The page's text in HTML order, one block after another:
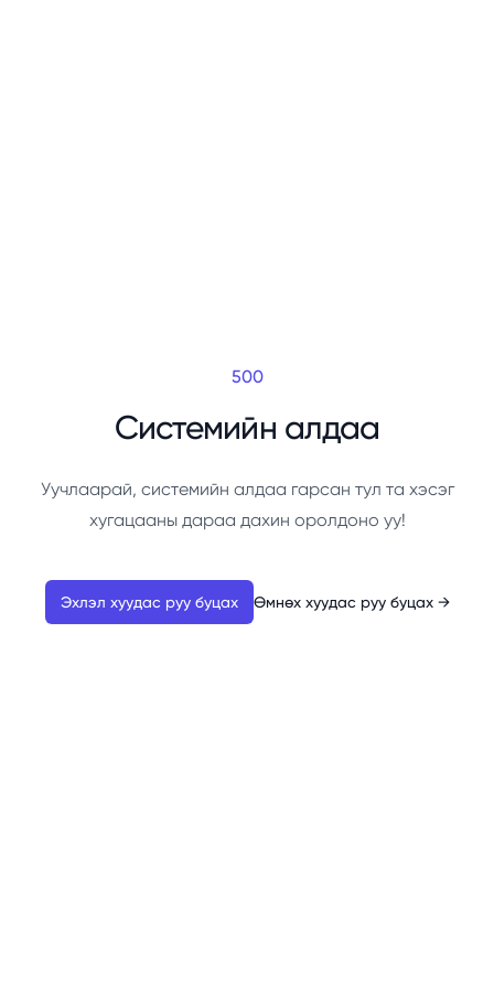
500
Системийн алдаа
Уучлаарай, системийн алдаа гарсан тул та хэсэг
хугацааны дараа дахин оролдоно уу!
Эхлэл хуудас руу буцах Өмнөх хуудас руу буцах →